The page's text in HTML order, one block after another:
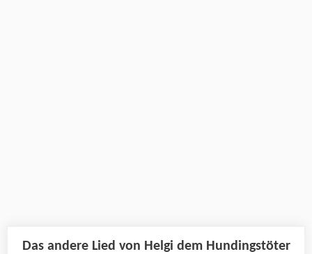
Das andere Lied von Helgi dem Hundingstöter